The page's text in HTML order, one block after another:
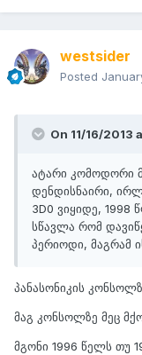
westsider
Posted
On 11/16/2013
ატარი კომოდორი
დენდისნაირი,
3D0 ვიყიდე, 1998
სწავლა რომ
პერიოდი, მაგრამ
პანასონიკის
მაგ კონსოლზე მეც
მგონი 1996 წელს თუ